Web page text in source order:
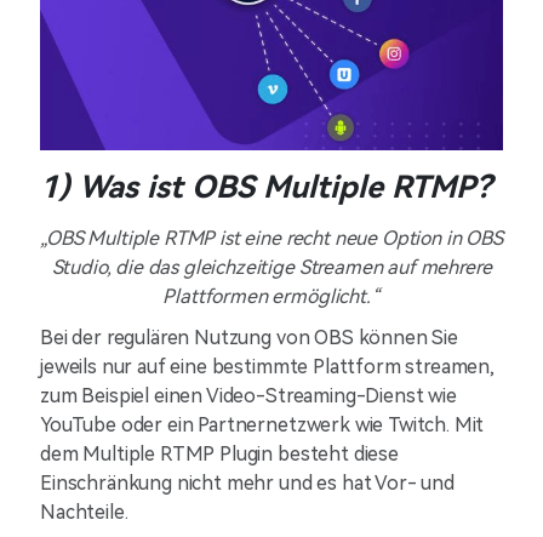
1) Was ist OBS Multiple RTMP?
„OBS Multiple RTMP ist eine recht neue Option in OBS
Studio, die das gleichzeitige Streamen auf mehrere
Plattformen ermöglicht.“
Bei der regulären Nutzung von OBS können Sie
jeweils nur auf eine bestimmte Plattform streamen,
zum Beispiel einen Video-Streaming-Dienst wie
YouTube oder ein Partnernetzwerk wie Twitch. Mit
dem Multiple RTMP Plugin besteht diese
Einschränkung nicht mehr und es hat Vor- und
Nachteile.